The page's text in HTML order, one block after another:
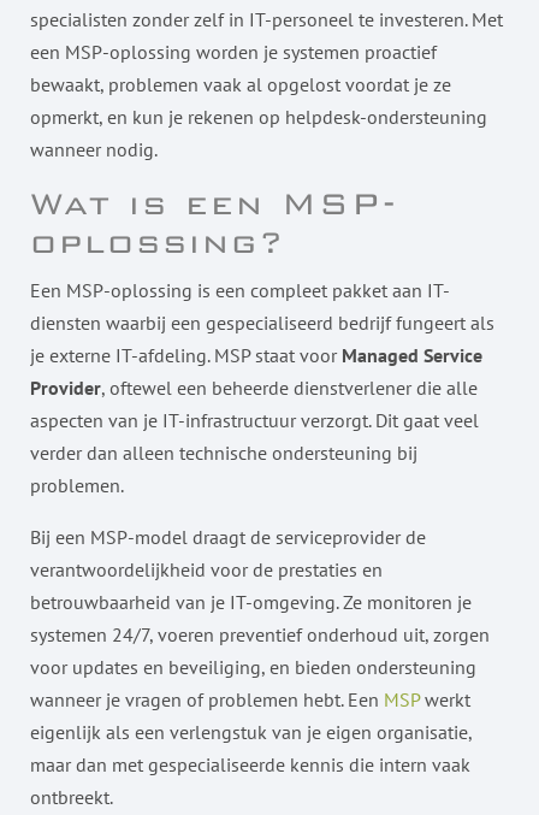
specialisten zonder zelf in IT-personeel te investeren. Met
een MSP-oplossing worden je systemen proactief
bewaakt, problemen vaak al opgelost voordat je ze
opmerkt, en kun je rekenen op helpdesk-ondersteuning
wanneer nodig.
Wat is een MSP-
oplossing?
Een MSP-oplossing is een compleet pakket aan IT-
diensten waarbij een gespecialiseerd bedrijf fungeert als
je externe IT-afdeling. MSP staat voor Managed Service
Provider, oftewel een beheerde dienstverlener die alle
aspecten van je IT-infrastructuur verzorgt. Dit gaat veel
verder dan alleen technische ondersteuning bij
problemen.
Bij een MSP-model draagt de serviceprovider de
verantwoordelijkheid voor de prestaties en
betrouwbaarheid van je IT-omgeving. Ze monitoren je
systemen 24/7, voeren preventief onderhoud uit, zorgen
voor updates en beveiliging, en bieden ondersteuning
wanneer je vragen of problemen hebt. Een MSPwerkt
eigenlijk als een verlengstuk van je eigen organisatie,
maar dan met gespecialiseerde kennis die intern vaak
ontbreekt.